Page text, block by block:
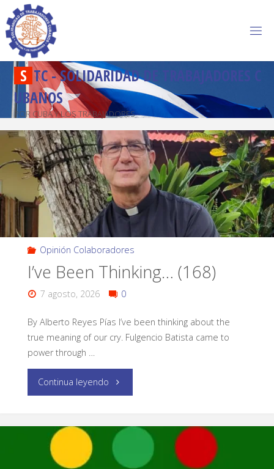
S TC-SOLIDARIDADD R A BAJADORES C
U BANOS
POR CUBA Y LOS TRABAJADORES
Opinión Colaboradores
I’ve Been Thinking… (168)
7 agosto, 2026 0
By Alberto Reyes Pías I’ve been thinking about the
true meaning of our cry. Fulgencio Batista came to
power through …
Continua leyendo